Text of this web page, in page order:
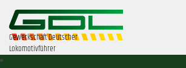
Gewerkschaft Deutscher
Lokomotivführer